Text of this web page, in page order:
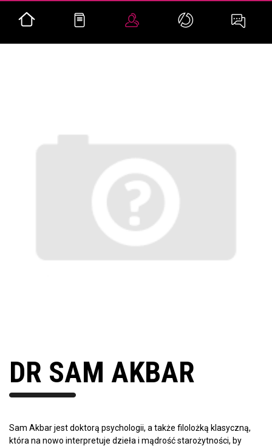
DR SAM AKBAR
Sam Akbar jest doktorą psychologii, a także filolożką klasyczną,
która na nowo interpretuje dzieła i mądrość starożytności, by